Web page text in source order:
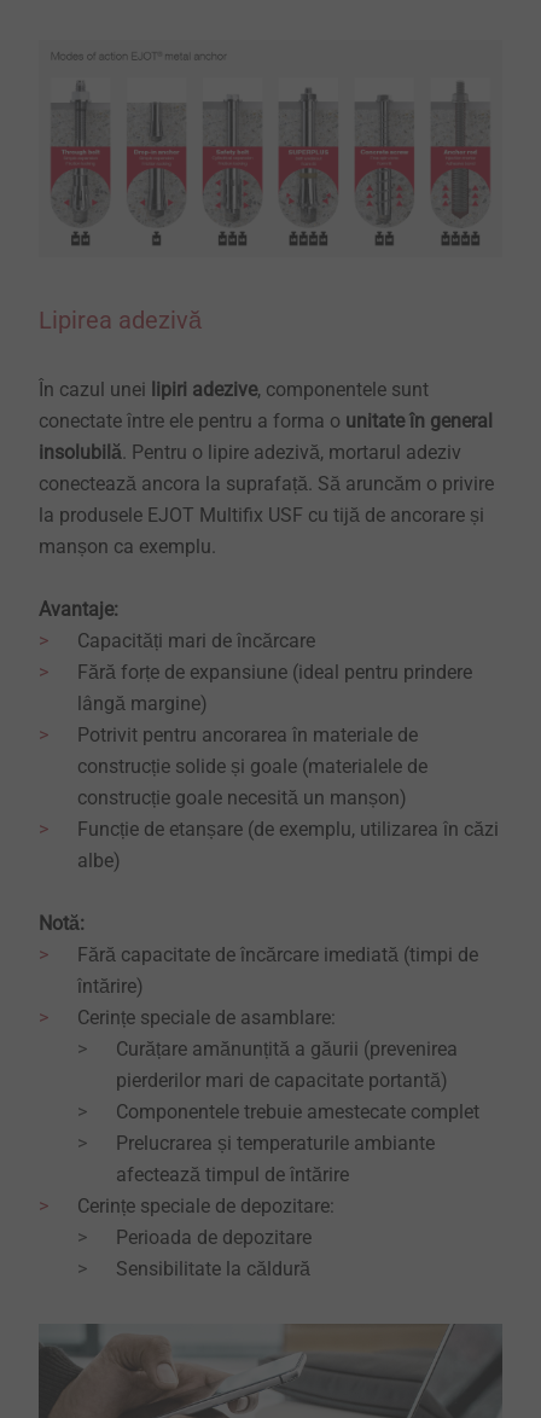
Lipirea adezivă
În cazul unei lipiri adezive, componentele sunt
conectate între ele pentru a forma o unitate în general
insolubilă. Pentru o lipire adezivă, mortarul adeziv
conectează ancora la suprafață. Să aruncăm o privire
la produsele EJOT Multifix USF cu tijă de ancorare și
manșon ca exemplu.
Avantaje:
Capacități mari de încărcare
Fără forțe de expansiune (ideal pentru prindere
lângă margine)
Potrivit pentru ancorarea în materiale de
construcție solide și goale (materialele de
construcție goale necesită un manșon)
Funcție de etanșare (de exemplu, utilizarea în căzi
albe)
Notă:
Fără capacitate de încărcare imediată (timpi de
întărire)
Cerințe speciale de asamblare:
Curățare amănunțită a găurii (prevenirea
pierderilor mari de capacitate portantă)
Componentele trebuie amestecate complet
Prelucrarea și temperaturile ambiante
afectează timpul de întărire
Cerințe speciale de depozitare:
Perioada de depozitare
Sensibilitate la căldură